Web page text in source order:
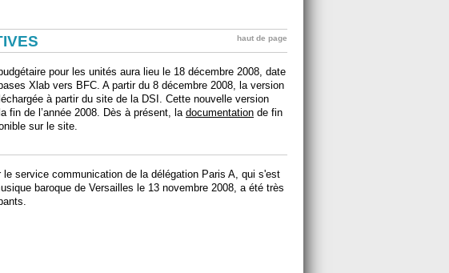
haut de page
pour les unités aura lieu le 18 décembre 2008, date
Xlab vers BFC. A partir du 8 décembre 2008, la version
à partir du site de la DSI. Cette nouvelle version
fin de l’année 2008. Dès à présent, la documentation de fin
sur le site.
le service communication de la délégation Paris A, qui s'est
baroque de Versailles le 13 novembre 2008, a été très